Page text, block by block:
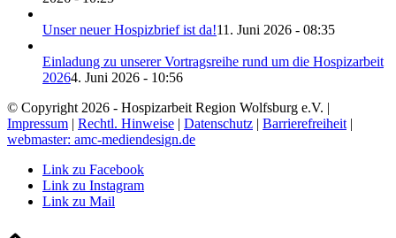
Unser neuer Hospizbrief ist da!11. Juni 2026 - 08:35
Einladung zu unserer Vortragsreihe rund um die Hospizarbeit
20264. Juni 2026 - 10:56
© Copyright 2026 - Hospizarbeit Region Wolfsburg e.V. |
Impressum | Rechtl. Hinweise | Datenschutz | Barrierefreiheit |
webmaster: amc-mediendesign.de
Link zu Facebook
Link zu Instagram
Link zu Mail